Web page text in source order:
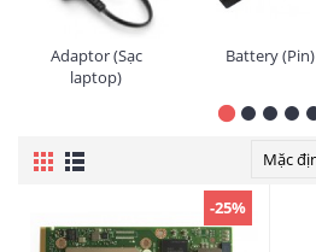
Adaptor (Sạc
laptop)
Battery (Pin)
-25%